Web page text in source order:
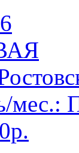
мес.: